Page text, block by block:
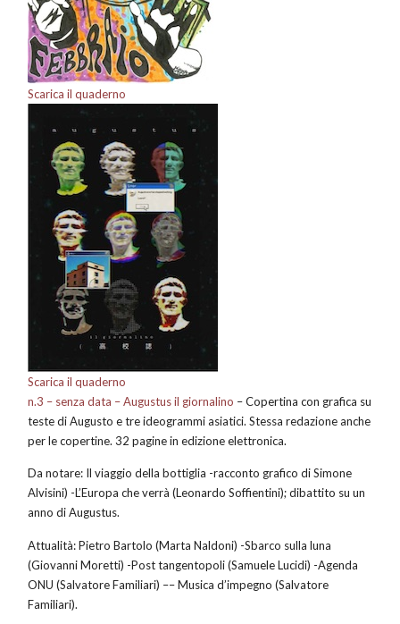
Scarica il quaderno
Scarica il quaderno
n.3 – senza data – Augustus il giornalino – Copertina con grafica su
teste di Augusto e tre ideogrammi asiatici. Stessa redazione anche
per le copertine. 32 pagine in edizione elettronica.
Da notare: Il viaggio della bottiglia -racconto grafico di Simone
Alvisini) -L’Europa che verrà (Leonardo Soffientini); dibattito su un
anno di Augustus.
Attualità: Pietro Bartolo (Marta Naldoni) -Sbarco sulla luna
(Giovanni Moretti) -Post tangentopoli (Samuele Lucidi) -Agenda
ONU (Salvatore Familiari) –– Musica d’impegno (Salvatore
Familiari).